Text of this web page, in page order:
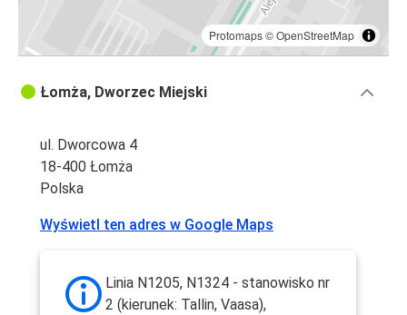
Protomaps©OpenStreetMap
Łomża, Dworzec Miejski
ul. Dworcowa 4
18-400 Łomża
Polska
Wyświetl ten adres w Google Maps
Linia N1205, N1324 - stanowisko nr
2 (kierunek: Tallin, Vaasa),